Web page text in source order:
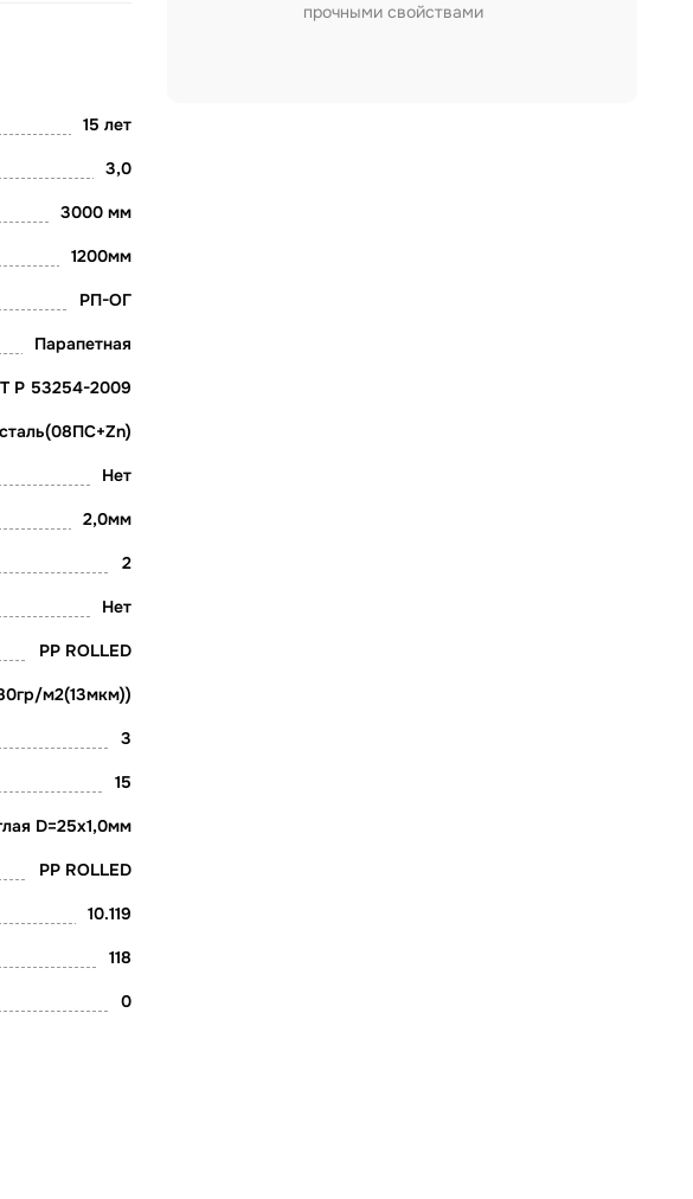
15 лет
3,0
3000 мм
1200мм
РП-ОГ
Парапетная
Р 53254-2009
Нет
2,0мм
2
Нет
PP ROLLED
м2(13мкм))
3
15
D=25х1,0мм
PP ROLLED
10.119
118
0
прочными свойствами